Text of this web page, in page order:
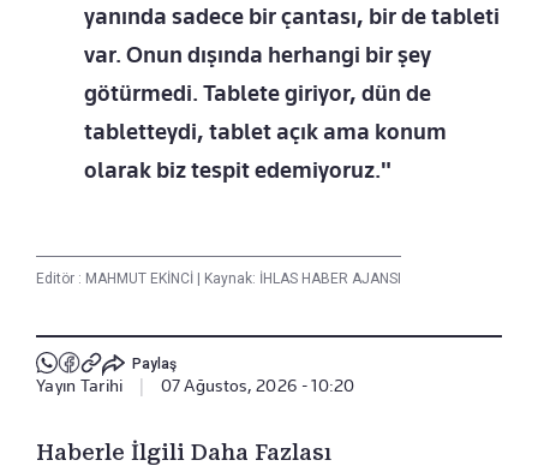
yanında sadece bir çantası, bir de tableti
var. Onun dışında herhangi bir şey
götürmedi. Tablete giriyor, dün de
tabletteydi, tablet açık ama konum
olarak biz tespit edemiyoruz."
Editör : MAHMUT EKİNCİ | Kaynak: İHLAS HABER AJANSI
Paylaş
Yayın Tarihi 07 Ağustos, 2026 - 10:20
Haberle İlgili Daha Fazlası